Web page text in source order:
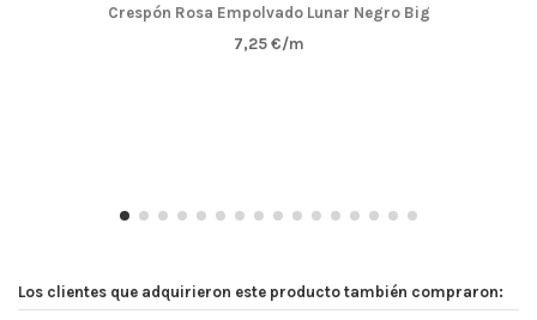
Crespón Rosa Empolvado Lunar Negro Big
7,25 €/m
Los clientes que adquirieron este producto también compraron: